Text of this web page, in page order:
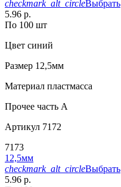
checkmark_alt_circleВыбрать
5.96 р.
По 100 шт
Цвет синий
Размер 12,5мм
Материал пластмасса
Прочее часть A
Артикул 7172
7173
12,5мм
checkmark_alt_circleВыбрать
5.96 р.